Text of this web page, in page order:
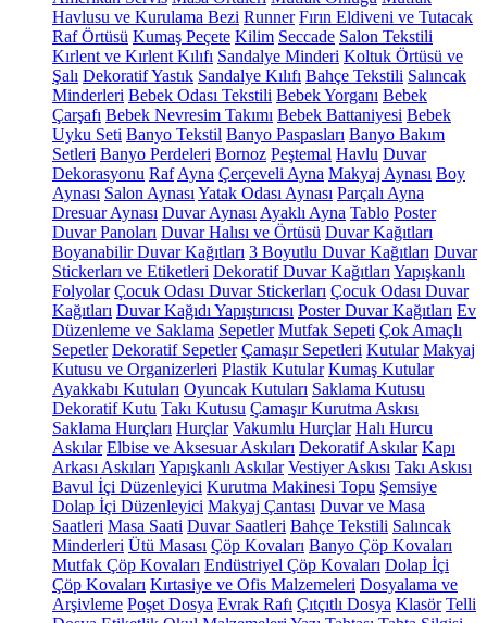
Havlusu ve Kurulama Bezi Runner Fırın Eldiveni ve Tutacak
Raf Örtüsü Kumaş Peçete Kilim Seccade Salon Tekstili
Kırlent ve Kırlent Kılıfı Sandalye Minderi Koltuk Örtüsü ve
Şalı Dekoratif Yastık Sandalye Kılıfı Bahçe Tekstili Salıncak
Minderleri Bebek Odası Tekstili Bebek Yorganı Bebek
Çarşafı Bebek Nevresim Takımı Bebek Battaniyesi Bebek
Uyku Seti Banyo Tekstil Banyo Paspasları Banyo Bakım
Setleri Banyo Perdeleri Bornoz Peştemal Havlu Duvar
Dekorasyonu Raf Ayna Çerçeveli Ayna Makyaj Aynası Boy
Aynası Salon Aynası Yatak Odası Aynası Parçalı Ayna
Dresuar Aynası Duvar Aynası Ayaklı Ayna Tablo Poster
Duvar Panoları Duvar Halısı ve Örtüsü Duvar Kağıtları
Boyanabilir Duvar Kağıtları 3 Boyutlu Duvar Kağıtları Duvar
Stickerları ve Etiketleri Dekoratif Duvar Kağıtları Yapışkanlı
Folyolar Çocuk Odası Duvar Stickerları Çocuk Odası Duvar
Kağıtları Duvar Kağıdı Yapıştırıcısı Poster Duvar Kağıtları Ev
Düzenleme ve Saklama Sepetler Mutfak Sepeti Çok Amaçlı
Sepetler Dekoratif Sepetler Çamaşır Sepetleri Kutular Makyaj
Kutusu ve Organizerleri Plastik Kutular Kumaş Kutular
Ayakkabı Kutuları Oyuncak Kutuları Saklama Kutusu
Dekoratif Kutu Takı Kutusu Çamaşır Kurutma Askısı
Saklama Hurçları Hurçlar Vakumlu Hurçlar Halı Hurcu
Askılar Elbise ve Aksesuar Askıları Dekoratif Askılar Kapı
Arkası Askıları Yapışkanlı Askılar Vestiyer Askısı Takı Askısı
Bavul İçi Düzenleyici Kurutma Makinesi Topu Şemsiye
Dolap İçi Düzenleyici Makyaj Çantası Duvar ve Masa
Saatleri Masa Saati Duvar Saatleri Bahçe Tekstili Salıncak
Minderleri Ütü Masası Çöp Kovaları Banyo Çöp Kovaları
Mutfak Çöp Kovaları Endüstriyel Çöp Kovaları Dolap İçi
Çöp Kovaları Kırtasiye ve Ofis Malzemeleri Dosyalama ve
Arşivleme Poşet Dosya Evrak Rafı Çıtçıtlı Dosya Klasör Telli